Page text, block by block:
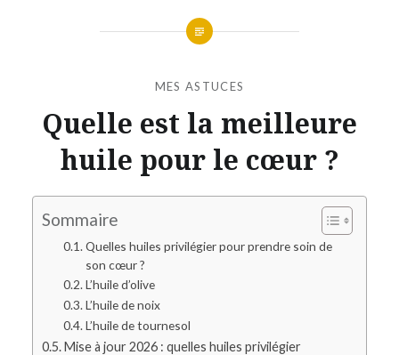
MES ASTUCES
Quelle est la meilleure
huile pour le cœur ?
Sommaire
Quelles huiles privilégier pour prendre soin de
son cœur ?
L’huile d’olive
L’huile de noix
L’huile de tournesol
Mise à jour 2026 : quelles huiles privilégier